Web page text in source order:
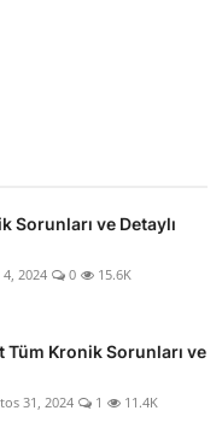
Sorunları ve Detaylı
2024 0 15.6K
Tüm Kronik Sorunları ve
31, 2024 1 11.4K